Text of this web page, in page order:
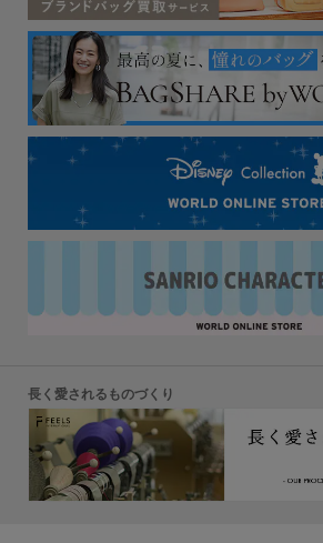
長く愛されるものづくり